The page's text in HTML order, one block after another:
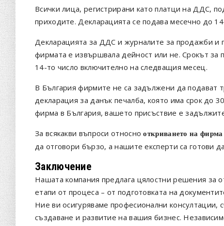
Всички лица, регистрирани като платци на ДДС,
приходите. Декларацията се подава месечно до
Декларацията за ДДС и журналите за продажби и
фирмата е извършвала дейност или не. Срокът
14-то число включително на следващия месец.
В България фирмите не са задължени да подават
декларация за данък печалба, която има срок до
фирма в България, вашето присъствие е
За всякакви въпроси относно откриването на
да отговори бързо, а нашите експерти са готови
Заключение
Нашата компания предлага цялостни решения за
етапи от процеса – от подготовката на
Ние ви осигуряваме професионални консултации,
създаване и развитие на вашия бизнес.